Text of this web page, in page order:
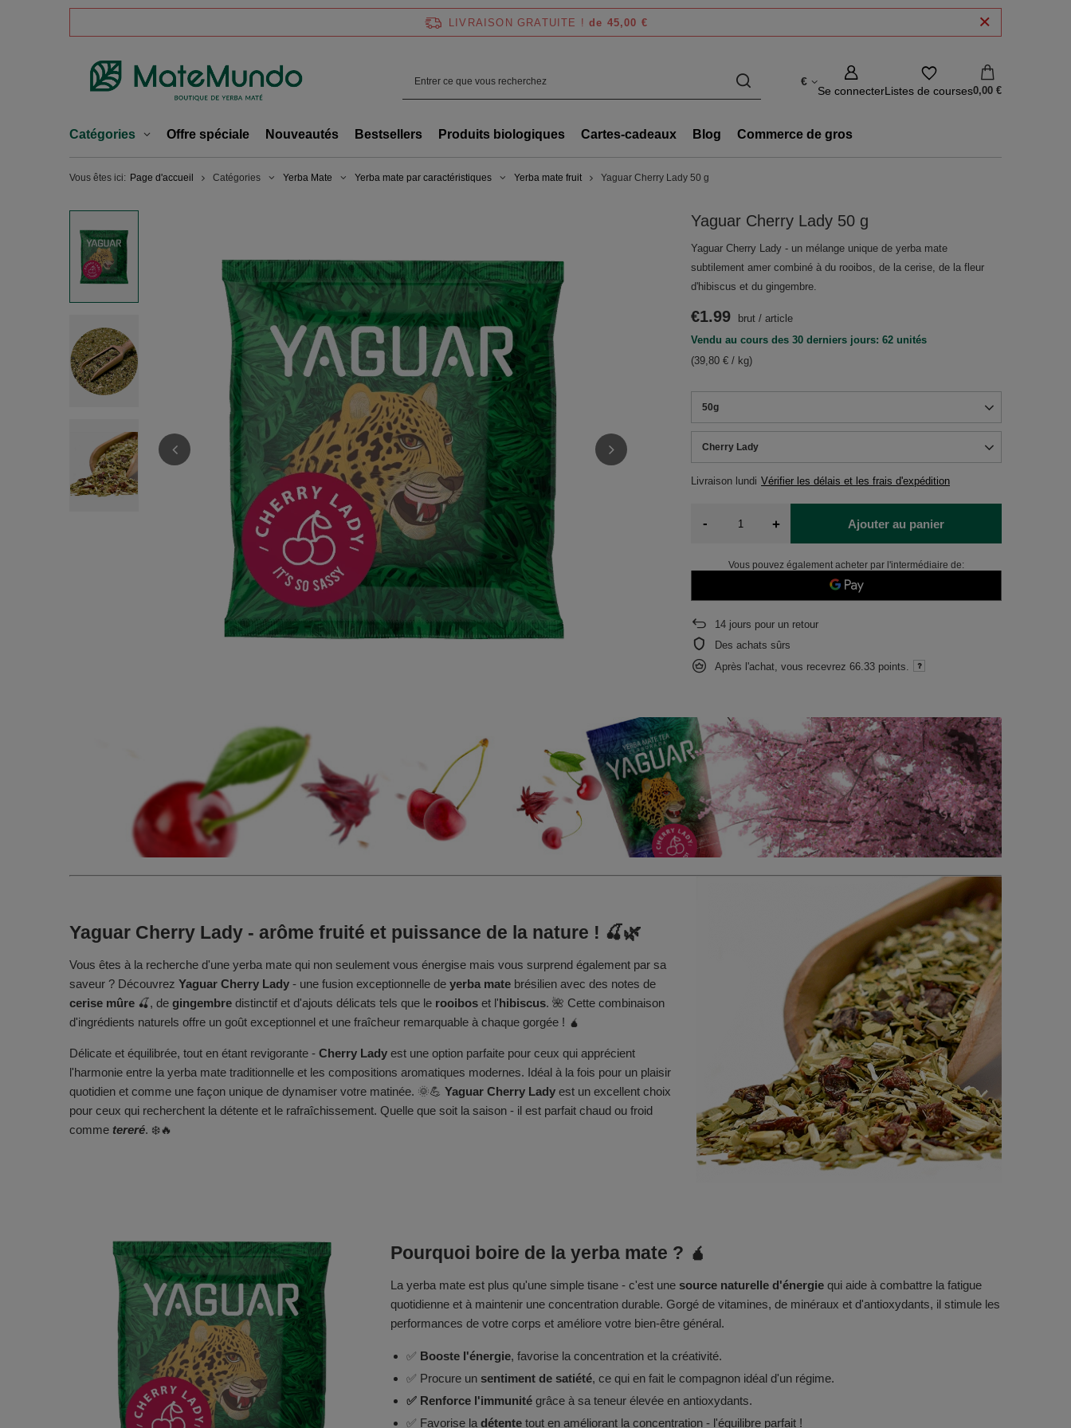
LIVRAISON GRATUITE ! de 45,00 €
€
Se connecterListes de courses0,00 €
Catégories Offre spéciale Nouveautés Bestsellers Produits biologiques Cartes-cadeaux Blog Commerce de gros
Vous êtes ici: Page d'accueil Catégories Yerba Mate Yerba mate par caractéristiques Yerba mate fruit Yaguar Cherry Lady 50 g
Yaguar Cherry Lady 50 g
Yaguar Cherry Lady - un mélange unique de yerba mate
subtilement amer combiné à du rooibos, de la cerise, de la fleur
d'hibiscus et du gingembre.
50g
Cherry Lady
Livraison lundi Vérifier les délais et les frais d'expédition
€1.99 brut /article
Vendu au cours des 30 derniers jours: 62 unités
(39,80 € / kg)
- + Ajouter au panier
Vous pouvez également acheter par l'intermédiaire de:
14 jours pour un retour
Des achats sûrs
Après l'achat, vous recevrez66.33 points.
Yaguar Cherry Lady - arôme fruité et puissance de la nature ! 🍒🌿
Vous êtes à la recherche d'une yerba mate qui non seulement vous énergise mais vous surprend également par sa
saveur ? Découvrez Yaguar Cherry Lady - une fusion exceptionnelle de yerba mate brésilien avec des notes de
cerise mûre 🍒, de gingembre distinctif et d'ajouts délicats tels que le rooibos et l'hibiscus. 🌺 Cette combinaison
d'ingrédients naturels offre un goût exceptionnel et une fraîcheur remarquable à chaque gorgée ! 🧉
Délicate et équilibrée, tout en étant revigorante - Cherry Lady est une option parfaite pour ceux qui apprécient
l'harmonie entre la yerba mate traditionnelle et les compositions aromatiques modernes. Idéal à la fois pour un plaisir
quotidien et comme une façon unique de dynamiser votre matinée. 🌞💪 Yaguar Cherry Lady est un excellent choix
pour ceux qui recherchent la détente et le rafraîchissement. Quelle que soit la saison - il est parfait chaud ou froid
comme tereré. ❄️🔥
Pourquoi boire de la yerba mate ? 🧉
La yerba mate est plus qu'une simple tisane - c'est une source naturelle d'énergie qui aide à combattre la fatigue
quotidienne et à maintenir une concentration durable. Gorgé de vitamines, de minéraux et d'antioxydants, il stimule les
performances de votre corps et améliore votre bien-être général.
✅ Booste l'énergie, favorise la concentration et la créativité.
✅ Procure un sentiment de satiété, ce qui en fait le compagnon idéal d'un régime.
✅ Renforce l'immunité grâce à sa teneur élevée en antioxydants.
✅ Favorise ladétente tout en améliorant la concentration - l'équilibre parfait !